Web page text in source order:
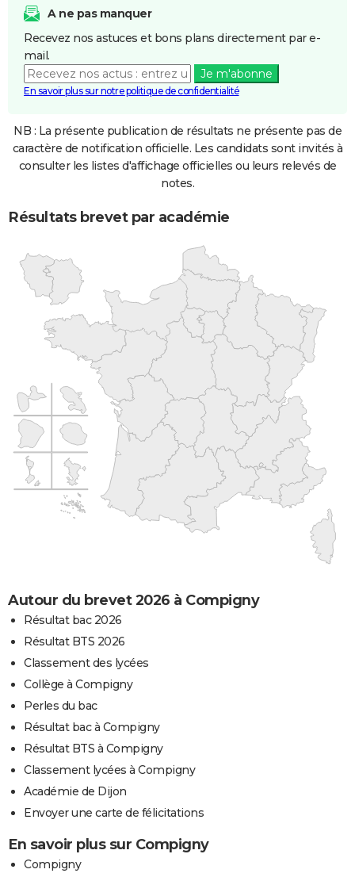
A ne pas manquer
Recevez nos astuces et bons plans directement par e-
mail.
Je m'abonne
En savoir plus sur notre politique de confidentialité
NB : La présente publication de résultats ne présente pas de
caractère de notification officielle. Les candidats sont invités à
consulter les listes d'affichage officielles ou leurs relevés de
notes.
Résultats brevet par académie
Autour du brevet 2026 à Compigny
Résultat bac 2026
Résultat BTS 2026
Classement des lycées
Collège à Compigny
Perles du bac
Résultat bac à Compigny
Résultat BTS à Compigny
Classement lycées à Compigny
Académie de Dijon
Envoyer une carte de félicitations
En savoir plus sur Compigny
Compigny